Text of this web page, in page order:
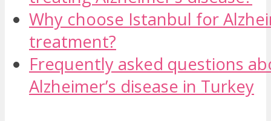
Why choose Istanbul for
treatment?
Frequently asked questions
Alzheimer’s disease in Turkey